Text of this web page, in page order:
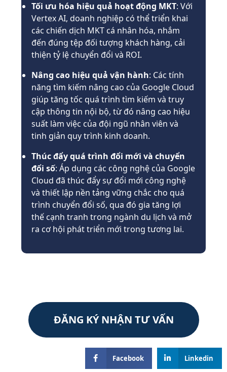
Tối ưu hóa hiệu quả hoạt động MKT: Với
Vertex AI, doanh nghiệp có thể triển khai
các chiến dịch MKT cá nhân hóa, nhắm
đến đúng tệp đối tượng khách hàng, cải
thiện tỷ lệ chuyển đổi và ROI.
Nâng cao hiệu quả vận hành: Các tính
năng tìm kiếm nâng cao của Google Cloud
giúp tăng tốc quá trình tìm kiếm và truy
cập thông tin nội bộ, từ đó nâng cao hiệu
suất làm việc của đội ngũ nhân viên và
tinh giản quy trình kinh doanh.
Thúc đẩy quá trình đổi mới và chuyển
đổi số: Áp dụng các công nghệ của Google
Cloud đã thúc đẩy sự đổi mới công nghệ
và thiết lập nền tảng vững chắc cho quá
trình chuyển đổi số, qua đó gia tăng lợi
thế cạnh tranh trong ngành du lịch và mở
ra cơ hội phát triển mới trong tương lai.
ĐĂNG KÝ NHẬN TƯ VẤN
Facebook Linkedin